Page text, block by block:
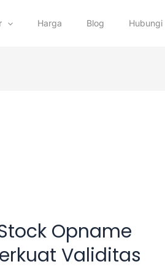
Harga Blog Hubungi
Opname
Validitas